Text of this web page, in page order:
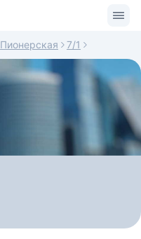
Пионерская 7/1